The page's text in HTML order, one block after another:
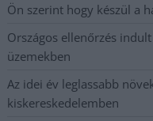
Ön szerint hogy készül a
Országos ellenőrzés
üzemekben
Az idei év leglassabb
kiskereskedelemben